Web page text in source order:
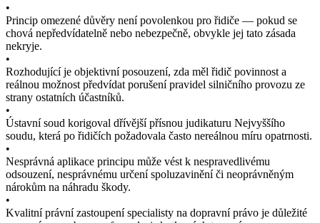
•
Princip omezené důvěry není povolenkou pro řidiče — pokud se
chová nepředvídatelně nebo nebezpečně, obvykle jej tato zásada
nekryje.
•
Rozhodující je objektivní posouzení, zda měl řidič povinnost a
reálnou možnost předvídat porušení pravidel silničního provozu ze
strany ostatních účastníků.
•
Ústavní soud korigoval dřívější přísnou judikaturu Nejvyššího
soudu, která po řidičích požadovala často nereálnou míru opatrnosti.
•
Nesprávná aplikace principu může vést k nespravedlivému
odsouzení, nesprávnému určení spoluzavinění či neoprávněným
nárokům na náhradu škody.
•
Kvalitní právní zastoupení specialisty na dopravní právo je důležité